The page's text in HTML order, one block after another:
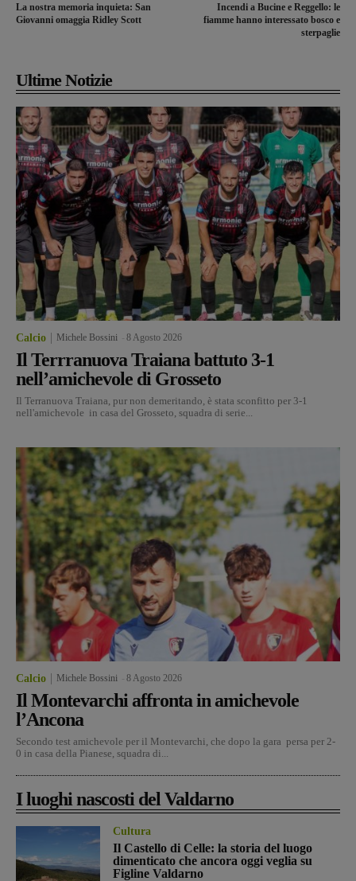
La nostra memoria inquieta: San
Giovanni omaggia Ridley Scott
Incendi a Bucine e Reggello: le
fiamme hanno interessato bosco e
sterpaglie
Ultime Notizie
Calcio Michele Bossini 8 Agosto 2026
Il Terrranuova Traiana battuto 3-1
nell’amichevole di Grosseto
Il Terranuova Traiana, pur non demeritando, è stata sconfitto per 3-1
nell'amichevole in casa del Grosseto, squadra di serie...
Calcio Michele Bossini 8 Agosto 2026
Il Montevarchi affronta in amichevole
l’Ancona
Secondo test amichevole per il Montevarchi, che dopo la gara persa per 2-
0 in casa della Pianese, squadra di...
I luoghi nascosti del Valdarno
Cultura
Il Castello di Celle: la storia del luogo
dimenticato che ancora oggi veglia su
Figline Valdarno